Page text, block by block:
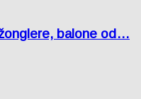
balone od…